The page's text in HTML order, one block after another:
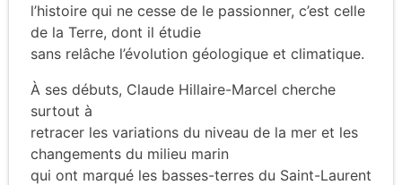
l’histoire qui ne cesse de le passionner, c’est celle
de la Terre, dont il étudie
sans relâche l’évolution géologique et climatique.
À ses débuts, Claude Hillaire-Marcel cherche
surtout à
retracer les variations du niveau de la mer et les
changements du milieu marin
qui ont marqué les basses-terres du Saint-Laurent